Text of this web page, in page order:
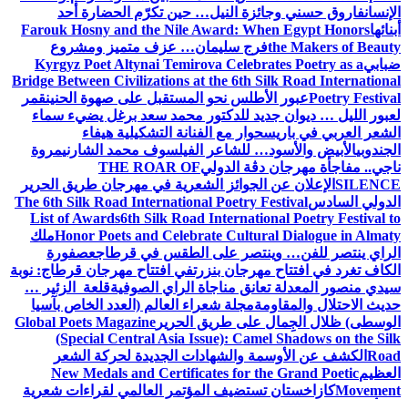
الإنسانفاروق حسني وجائزة النيل… حين تكرّم الحضارة أحد
أبنائهاFarouk Hosny and the Nile Award: When Egypt Honors
the Makers of Beautyفرج سليمان… عزف متميز ومشروع
ضبابيKyrgyz Poet Altynai Temirova Celebrates Poetry as a
Bridge Between Civilizations at the 6th Silk Road International
Poetry Festivalعبور الأطلس نحو المستقبل على صهوة الحنينقمر
لعبور الليل … ديوان جديد للدكتور محمد سعد برغل يضيء سماء
الشعر العربي في باريسحوار مع الفنانة التشكيلية هيفاء
الجندوبيالأبيض والأسود… للشاعر الفيلسوف محمد الشارنيمروة
ناجي.. مفاجأة مهرجان دڨة الدوليTHE ROAR OF
SILENCE الإعلان عن الجوائز الشعرية في مهرجان طريق الحرير
الدولي السادسThe 6th Silk Road International Poetry Festival
List of Awards6th Silk Road International Poetry Festival to
Honor Poets and Celebrate Cultural Dialogue in Almatyملك
الراي ينتصر للفن… وينتصر على الطقس في قرطاجعصفورة
الكاف تغرد في افتتاح مهرجان بنزرتفي افتتاح مهرجان قرطاج: نوبة
سيدي منصور المعدلة تعانق مناجاة الراي الصوفيةقلعة الزئير …
حديث الاحتلال والمقاومةمجلة شعراء العالم (العدد الخاص بآسيا
الوسطى) ظلال الجِمال على طريق الحرير Global Poets Magazine
(Special Central Asia Issue): Camel Shadows on the Silk
Road الكشف عن الأوسمة والشهادات الجديدة لحركة الشعر
العظيمNew Medals and Certificates for the Grand Poetic
Movementكازاخستان تستضيف المؤتمر العالمي لقراءات شعرية